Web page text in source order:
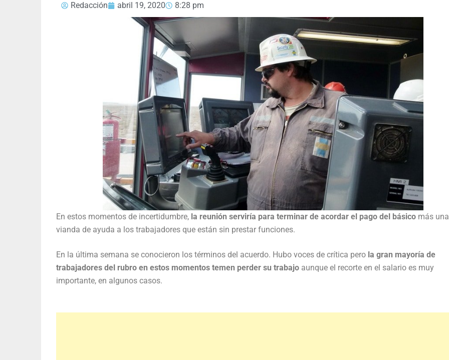
Redacción
abril 19, 2020 8:28 pm
En estos momentos de incertidumbre, la reunión serviría para terminar de acordar el pago del básico más una
vianda de ayuda a los trabajadores que están sin prestar funciones.
En la última semana se conocieron los términos del acuerdo. Hubo voces de crítica pero la gran mayoría de
trabajadores del rubro en estos momentos temen perder su trabajo aunque el recorte en el salario es muy
importante, en algunos casos.